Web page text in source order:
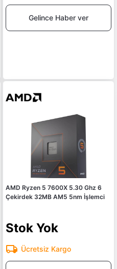
Gelince Haber ver
AMD Ryzen 5 7600X 5.30 Ghz 6
Çekirdek 32MB AM5 5nm İşlemci
Stok Yok
Ücretsiz Kargo